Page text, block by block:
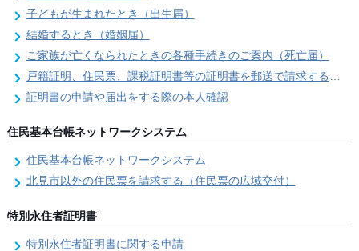
子どもが生まれたとき（出生届）
結婚するとき（婚姻届）
ご家族が亡くなられたときの各種手続きのご案内（死亡届）
戸籍証明、住民票、課税証明書等の証明書を郵送で請求する際の本人確認
証明書の申請や届出をする際の本人確認
住民基本台帳ネットワークシステム
住民基本台帳ネットワークシステム
北見市以外の住民票を請求する（住民票の広域交付）
特別永住者証明書
特別永住者証明書に関する申請